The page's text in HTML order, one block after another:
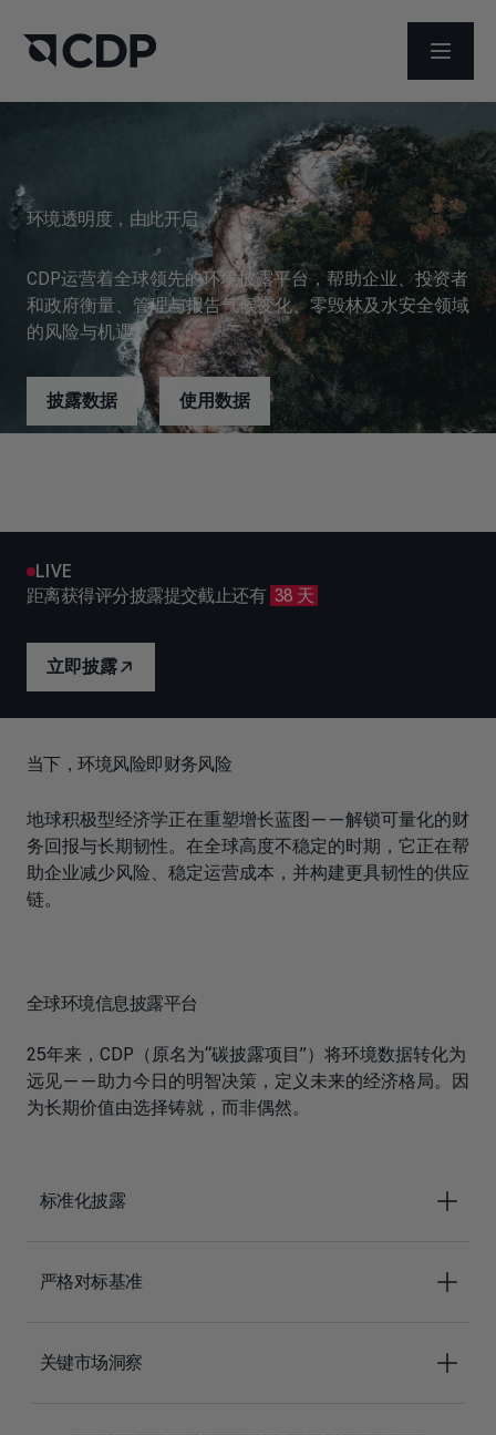
打开菜单
环境透明度，由此开启
CDP运营着全球领先的环境披露平台，帮助企业、投资者
和政府衡量、管理与报告气候变化、零毁林及水安全领域
的风险与机遇。
披露数据 使用数据
LIVE
距离获得评分披露提交截止还有 38 天
立即披露
当下，环境风险即财务风险
地球积极型经济学正在重塑增长蓝图——解锁可量化的财
务回报与长期韧性。在全球高度不稳定的时期，它正在帮
助企业减少风险、稳定运营成本，并构建更具韧性的供应
链。
全球环境信息披露平台
25年来，CDP（原名为“碳披露项目”）将环境数据转化为
远见——助力今日的明智决策，定义未来的经济格局。因
为长期价值由选择铸就，而非偶然。
标准化披露
严格对标基准
关键市场洞察